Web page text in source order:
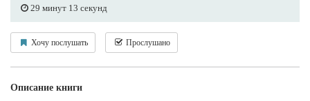
29 минут 13 секунд
Хочу послушать Прослушано
Описание книги